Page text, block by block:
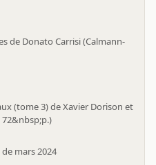
de Donato Carrisi (Calmann-
(tome 3) de Xavier Dorison et
72&nbsp;p.)
mars 2024